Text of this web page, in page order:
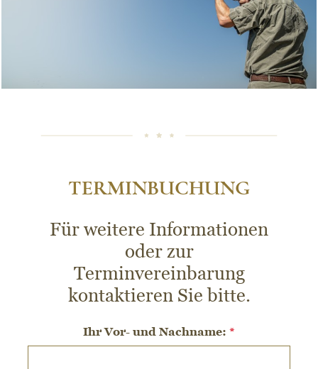
TERMINBUCHUNG
Für weitere Informationen
oder zur
Terminvereinbarung
kontaktieren Sie bitte.
Ihr Vor- und Nachname: *